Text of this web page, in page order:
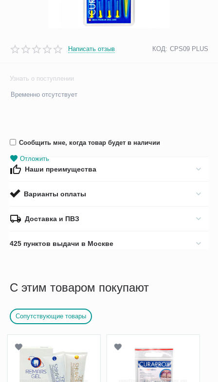
Написать отзыв КОД: CPS09 PLUS
Узнать о поступлении
Временно отсутствует
Сообщить мне, когда товар будет в наличии
Отложить
Наши преимущества
Варианты оплаты
Доставка и ПВЗ
425 пунктов выдачи в Москве
С этим товаром покупают
Сопутствующие товары